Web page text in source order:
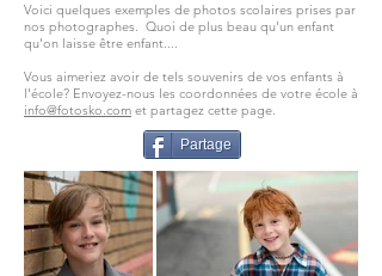
Voici quelques exemples de photos scolaires prises par
nos photographes. Quoi de plus beau qu'un enfant
qu'on laisse être enfant....
Vous aimeriez avoir de tels souvenirs de vos enfants à
l'école? Envoyez-nous les coordonnées de votre école à
info@fotosko.com et partagez cette page.
Partage